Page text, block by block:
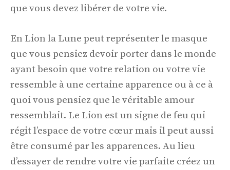
que vous devez libérer de votre vie.
En Lion la Lune peut représenter le masque
que vous pensiez devoir porter dans le monde
ayant besoin que votre relation ou votre vie
ressemble à une certaine apparence ou à ce à
quoi vous pensiez que le véritable amour
ressemblait. Le Lion est un signe de feu qui
régit l’espace de votre cœur mais il peut aussi
être consumé par les apparences. Au lieu
d’essayer de rendre votre vie parfaite créez un